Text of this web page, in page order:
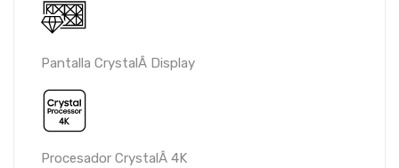
Pantalla CrystalÂ Display
Procesador CrystalÂ 4K